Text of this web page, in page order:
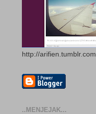
http://arifien.tumblr.com
..MENJEJAK...